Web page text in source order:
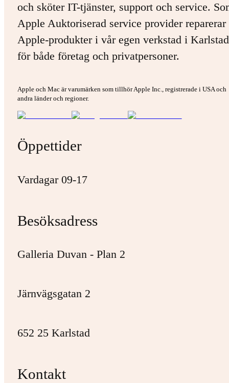
och sköter IT-tjänster, support och service.
Apple Auktoriserad service provider
Apple-produkter i vår egen verkstad i
för både företag och privatpersoner.
Apple och Mac är varumärken som tillhör Apple Inc., registrerade i USA och
andra länder och regioner.
Öppettider
Vardagar 09-17
Besöksadress
Galleria Duvan - Plan 2
Järnvägsgatan 2
652 25 Karlstad
Kontakt